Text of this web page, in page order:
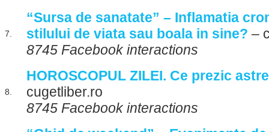
7.
“Sursa de sanatate” – Inflamatia
stilului de viata sau boala in sine? –
8745 Facebook interactions
8.
HOROSCOPUL ZILEI. Ce prezic
cugetliber.ro
8745 Facebook interactions